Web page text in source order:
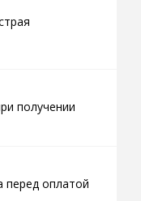
получении
перед оплатой